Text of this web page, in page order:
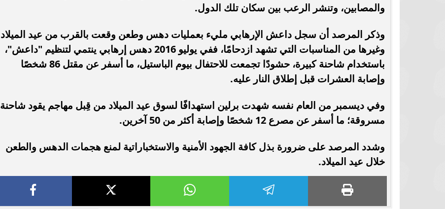
والمصابين، وتنشر الرعب بين سكان تلك الدول.
وذكر المرصد أن سجل داعش الإرهابي مليء بعمليات دهس وطعن وقعت بالقرب من عيد الميلاد
وغيرها من المناسبات التي تشهد ازدحامًا، ففي يوليو 2016 دهس إرهابي ينتمي لتنظيم "داعش"،
باستخدام شاحنة كبيرة، حشودًا تجمعت للاحتفال بيوم الباستيل، ما أسفر عن مقتل 86 شخصًا
وإصابة العشرات قبل إطلاق النار عليه.
وفي ديسمبر من العام نفسه شهدت برلين استهدافًا لسوق عيد الميلاد من قِبل مهاجم يقود شاحنة
مسروقة؛ ما أسفر عن مصرع 12 شخصًا وإصابة أكثر من 50 آخرين.
وشدد المرصد على ضرورة بذل كافة الجهود الأمنية والاستخباراتية لمنع هجمات الدهس والطعن
خلال عيد الميلاد.